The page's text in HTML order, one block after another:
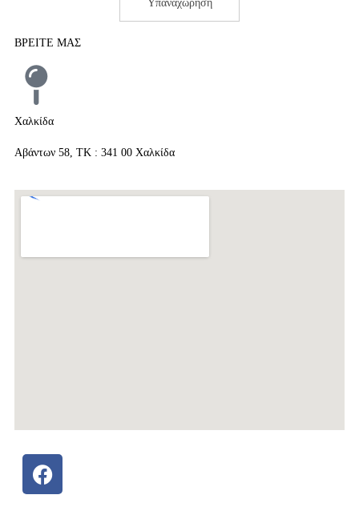
Υπαναχώρηση
ΒΡΕΙΤΕ ΜΑΣ
Χαλκίδα
Αβάντων 58, ΤΚ : 341 00 Χαλκίδα